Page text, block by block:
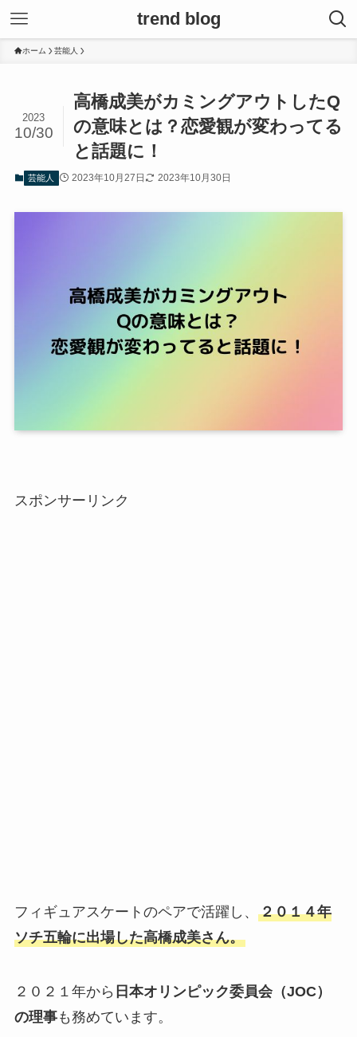
trend blog
ホーム 芸能人
高橋成美がカミングアウトしたQ
の意味とは？恋愛観が変わってる
と話題に！
2023
10/30
芸能人 2023年10月27日 2023年10月30日
スポンサーリンク
フィギュアスケートのペアで活躍し、 ２０１４年
ソチ五輪に出場した高橋成美さん。
２０２１年から 日本オリンピック委員会（JOC）
の理事も務めています。